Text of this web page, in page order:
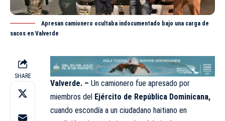
Apresan camionero ocultaba indocumentado bajo una carga de
sacos en Valverde
SHARE
Valverde. – Un camionero fue apresado por
miembros del Ejército de República Dominicana,
cuando escondía a un ciudadano haitiano en